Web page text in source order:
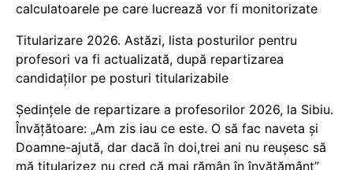
calculatoarele pe care lucrează vor fi monitorizate
Titularizare 2026. Astăzi, lista posturilor pentru
profesori va fi actualizată, după repartizarea
candidaților pe posturi titularizabile
Ședințele de repartizare a profesorilor 2026, la Sibiu.
Învățătoare: „Am zis iau ce este. O să fac naveta și
Doamne-ajută, dar dacă în doi,trei ani nu reușesc să
mă titularizez nu cred că mai rămân în învățământ”